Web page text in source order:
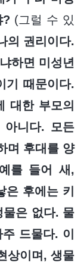
? (그럴 수 있
의 권리이다.
하면 미성년
기 때문이다.
대한 부모의
아니다. 모든
며 후대를 양
를 들어 새,
은 후에는 키
물은 없다. 물
드물다. 이
상이며, 생물